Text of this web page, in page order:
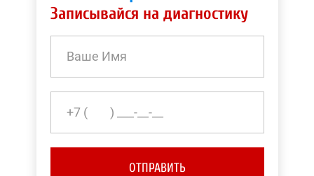
Записывайся на диагностику
ОТПРАВИТЬ